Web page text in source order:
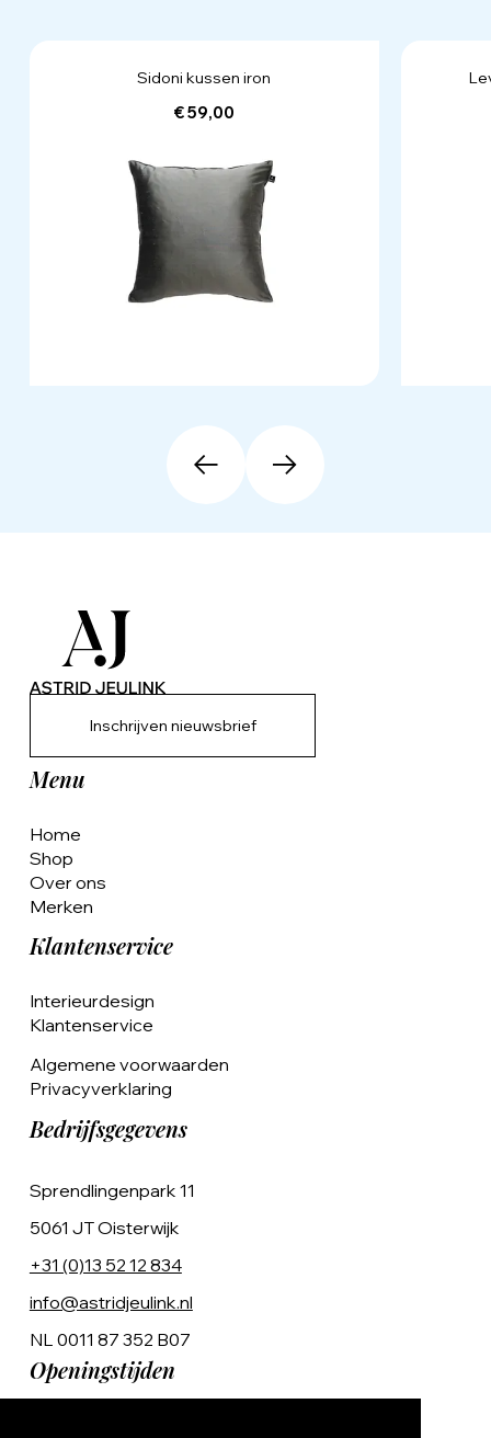
Sidoni kussen iron
€ 59,00
Inschrijven nieuwsbrief
Menu
Home
Shop
Over ons
Merken
Klantenservice
Interieurdesign
Klantenservice
Algemene voorwaarden
Privacyverklaring
Bedrijfsgegevens
Sprendlingenpark 11
5061 JT Oisterwijk
+31 (0)13 52 12 834
info@astridjeulink.nl
NL 0011 87 352 B07
Openingstijden